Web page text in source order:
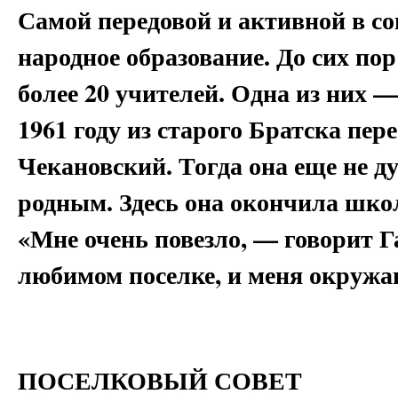
Самой передовой и активной в
народное образование. До сих
более 20 учителей. Одна из них
1961 году из старого Братска
Чекановский. Тогда она еще не
родным. Здесь она окончила
«Мне очень повезло, — говорит
любимом поселке, и меня
ПОСЕЛКОВЫЙ СОВЕТ